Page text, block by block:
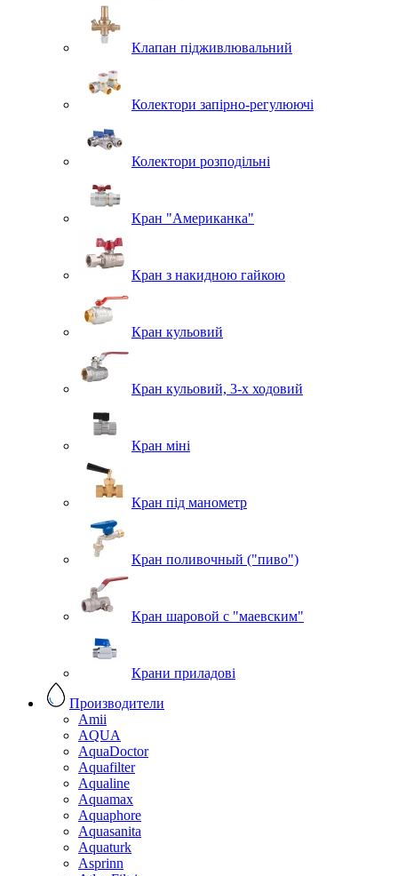
Клапан підживлювальний
Колектори запірно-регулюючі
Колектори розподільні
Кран "Американка"
Кран з накидною гайкою
Кран кульовий
Кран кульовий, 3-х ходовий
Кран міні
Кран під манометр
Кран поливочный ("пиво")
Кран шаровой с "маевским"
Крани приладові
Производители
Amii
AQUA
AquaDoctor
Aquafilter
Aqualine
Aquamax
Aquaphore
Aquasanita
Aquaturk
Asprinn